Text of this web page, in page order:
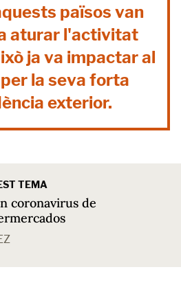
països van
aturar l'activitat
ja va impactar al
la seva forta
exterior.
TEMA
coronavirus de